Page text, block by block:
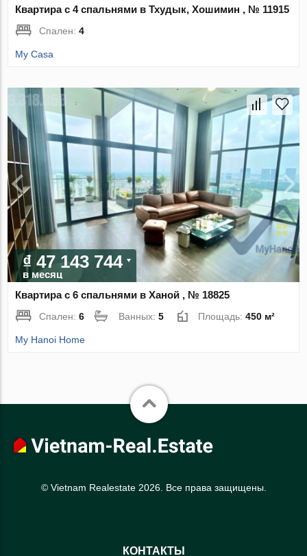
Квартира с 4 спальнями в Тхудык, Хошимин , № 11915
Спален:4
My Casa
₫ 47 143 744
в месяц
Квартира с 6 спальнями в Ханой , № 18825
Спален:6 Ванных:5 Площадь:450 м²
My Hanoi Home
© Vietnam Realestate 2026. Все права защищены.
КОНТАКТЫ